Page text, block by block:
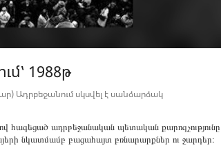
1988թ
Ադրբեջանում սկսվել է սանձարձակ
հագեցած ադրբեջանական պետական քարոզչությունը
նկատմամբ բացահայտ բռնարարքներ ու ջարդեր։